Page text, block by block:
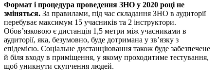
Формат і процедура проведення ЗНО у 2020 році не
зміняться. За правилами, під час складання ЗНО в аудиторії
перебуває максимум 15 учасників та 2 інструктори.
Обов’язковою є дистанція 1,5 метри між учасниками в
аудиторії, яка, безумовно, буде дотримана у зв’язку з
епідемією. Соціальне дистанціювання також буде забезпечене
й біля входу в приміщення, у якому проходитиме тестування,
щоб уникнути скупчення людей.